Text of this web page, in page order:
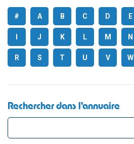
# A B C D E
J K L M N
R S T U V W
Rechercher dans l'annuaire